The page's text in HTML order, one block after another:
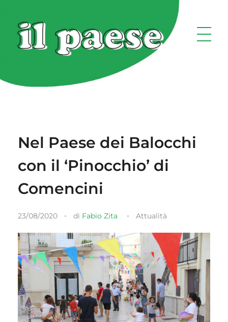
Nel Paese dei Balocchi
con il ‘Pinocchio’ di
Comencini
23/08/2020 di Fabio Zita Attualità